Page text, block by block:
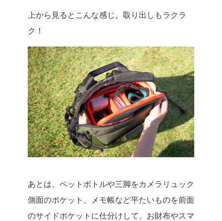
上から見るとこんな感じ。取り出しもラクラ
ク！
あとは、ペットボトルや三脚をカメラリュック
側面のポケット、メモ帳など平たいものを前面
のサイドポケットに仕分けして、お財布やスマ